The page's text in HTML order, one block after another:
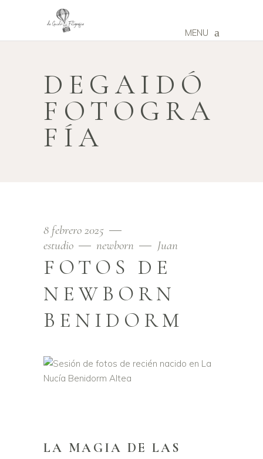
MENU
DEGAIDÓ
FOTOGRA
FÍA
8 febrero 2025
estudio
newborn Juan
FOTOS DE
NEWBORN
BENIDORM
LA MAGIA DE LAS